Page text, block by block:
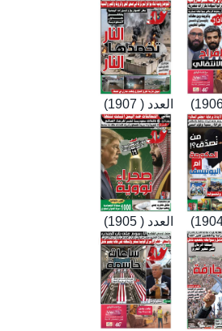
العدد ( 1907)
العدد ( 1905)